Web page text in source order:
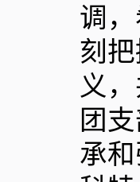
调
刻
义
团
承